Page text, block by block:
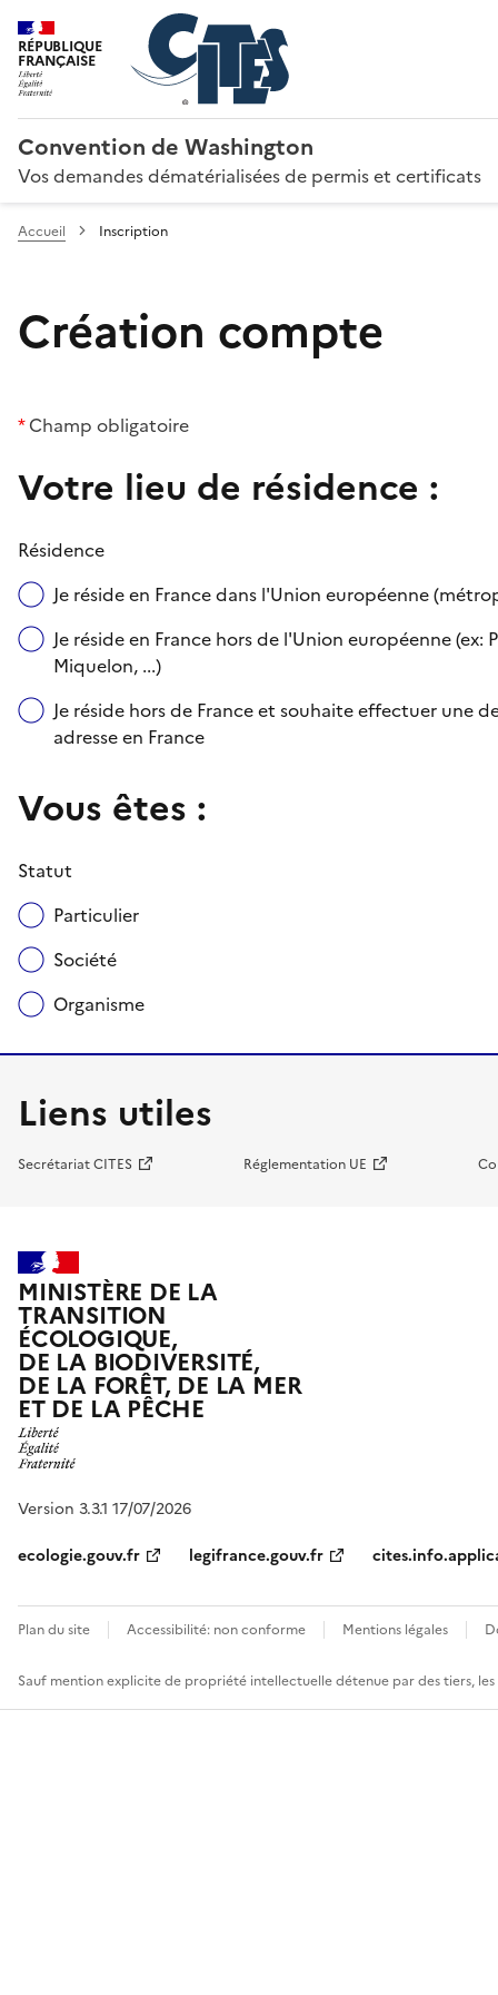
RÉPUBLIQUE
FRANÇAISE
Convention de Washington
Vos demandes dématérialisées de permis et certificats
Accueil Inscription
Création compte
*Champ obligatoire
Votre lieu de résidence :
Résidence
Je réside en France dans l'Union européenne
Je réside en France hors de l'Union européenne
Miquelon, ...)
Je réside hors de France et souhaite effectuer une
adresse en France
Vous êtes :
Statut
Particulier
Société
Organisme
Liens utiles
Secrétariat CITES Réglementation UE
MINISTÈRE DE LA
TRANSITION
ÉCOLOGIQUE,
DE LA BIODIVERSITÉ,
DE LA FORÊT, DE LA MER
ET DE LA PÊCHE
Version 3.3.1 17/07/2026
ecologie.gouv.fr
legifrance.gouv.fr
Plan du site Accessibilité: non conforme Mentions légales
Sauf mention explicite de propriété intellectuelle détenue par des tiers,